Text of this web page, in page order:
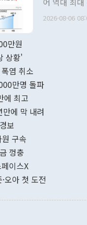
관의 무리한
다. [정동영 통일부 장관이 지난달 23일 오후 서울 종로구 정부서울청사에
무너졌다고
함께 4자 대
"우리의 선
관은 업무
료=한국은행] 한국은행이 6일 발표한 '2026년 6월 국제수지(잠정)'
며 월간 기
196.9% 급
수출은
기록했지만
로 전환됐다.
는 배당수입
2026-08-06
만원
상황'
염 취소
만명 돌파
에 최고
에 막 내려
보
구속
껑충
이스X
오아 첫 도전